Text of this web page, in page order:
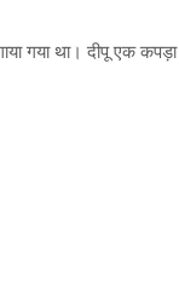
गया था। दीपू एक